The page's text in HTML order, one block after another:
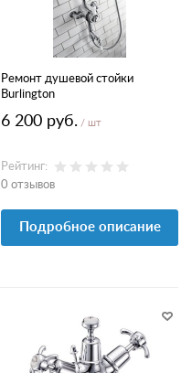
Ремонт душевой стойки
Burlington
6 200 руб. / шт
Рейтинг:
0 отзывов
Подробное описание